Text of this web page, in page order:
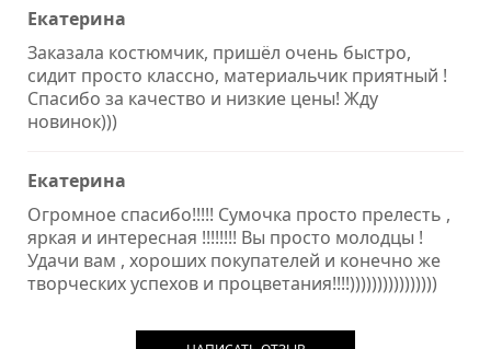
Екатерина
Заказала костюмчик, пришёл очень быстро,
сидит просто классно, материальчик приятный !
Спасибо за качество и низкие цены! Жду
новинок)))
Екатерина
Огромное спасибо!!!!! Сумочка просто прелесть ,
яркая и интересная !!!!!!!! Вы просто молодцы !
Удачи вам , хороших покупателей и конечно же
творческих успехов и процветания!!!!))))))))))))))))